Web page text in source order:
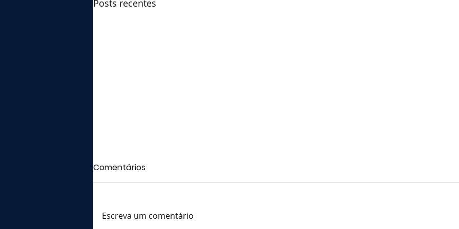
Posts recentes
Comentários
Escreva um comentário